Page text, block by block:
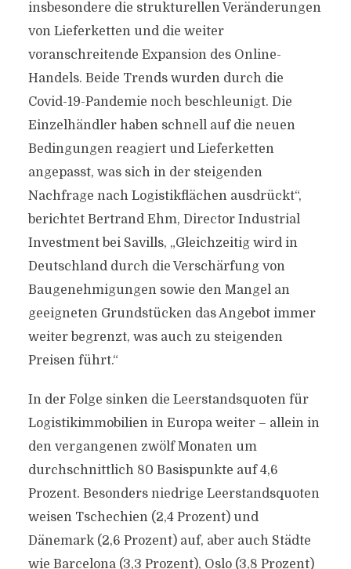
insbesondere die strukturellen Veränderungen
von Lieferketten und die weiter
voranschreitende Expansion des Online-
Handels. Beide Trends wurden durch die
Covid-19-Pandemie noch beschleunigt. Die
Einzelhändler haben schnell auf die neuen
Bedingungen reagiert und Lieferketten
angepasst, was sich in der steigenden
Nachfrage nach Logistikflächen ausdrückt“,
berichtet Bertrand Ehm, Director Industrial
Investment bei Savills, „Gleichzeitig wird in
Deutschland durch die Verschärfung von
Baugenehmigungen sowie den Mangel an
geeigneten Grundstücken das Angebot immer
weiter begrenzt, was auch zu steigenden
Preisen führt.“
In der Folge sinken die Leerstandsquoten für
Logistikimmobilien in Europa weiter – allein in
den vergangenen zwölf Monaten um
durchschnittlich 80 Basispunkte auf 4,6
Prozent. Besonders niedrige Leerstandsquoten
weisen Tschechien (2,4 Prozent) und
Dänemark (2,6 Prozent) auf, aber auch Städte
wie Barcelona (3,3 Prozent), Oslo (3,8 Prozent)